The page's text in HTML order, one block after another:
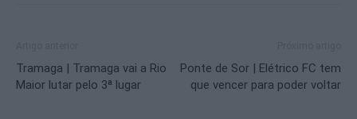
Tramaga | Tramaga vai a Rio
Maior lutar pelo 3ª lugar
Ponte de Sor | Elétrico FC tem
que vencer para poder voltar